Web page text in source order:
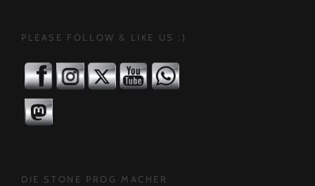
PLEASE FOLLOW & LIKE US :)
DIE STONE PROG MACHER